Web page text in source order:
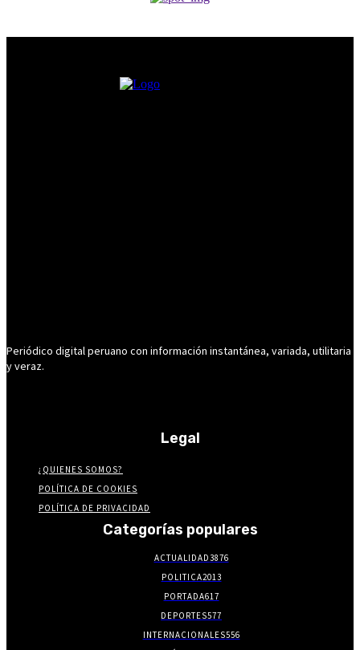
Periódico digital peruano con información instantánea, variada, utilitaria
y veraz.
Legal
¿QUIENES SOMOS?
POLÍTICA DE COOKIES
POLÍTICA DE PRIVACIDAD
Categorías populares
ACTUALIDAD3876
POLITICA2013
PORTADA617
DEPORTES577
INTERNACIONALES556